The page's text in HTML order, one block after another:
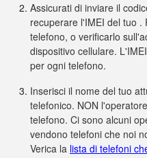
Assicurati di inviare il
recuperare l'IMEI del tuo .
telefono, o verificarlo
dispositivo cellulare.
per ogni telefono.
Inserisci il nome del tuo
telefonico. NON
telefono. Ci sono alcuni
vendono telefoni che noi
Verica la lista di telefoni